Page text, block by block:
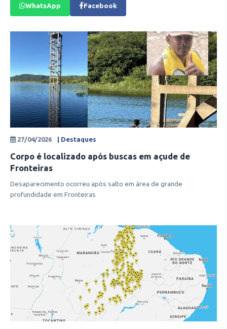
WhatsApp Facebook
27/04/2026 | Destaques
Corpo é localizado após buscas em açude de
Fronteiras
Desaparecimento ocorreu após salto em área de grande
profundidade em Fronteiras